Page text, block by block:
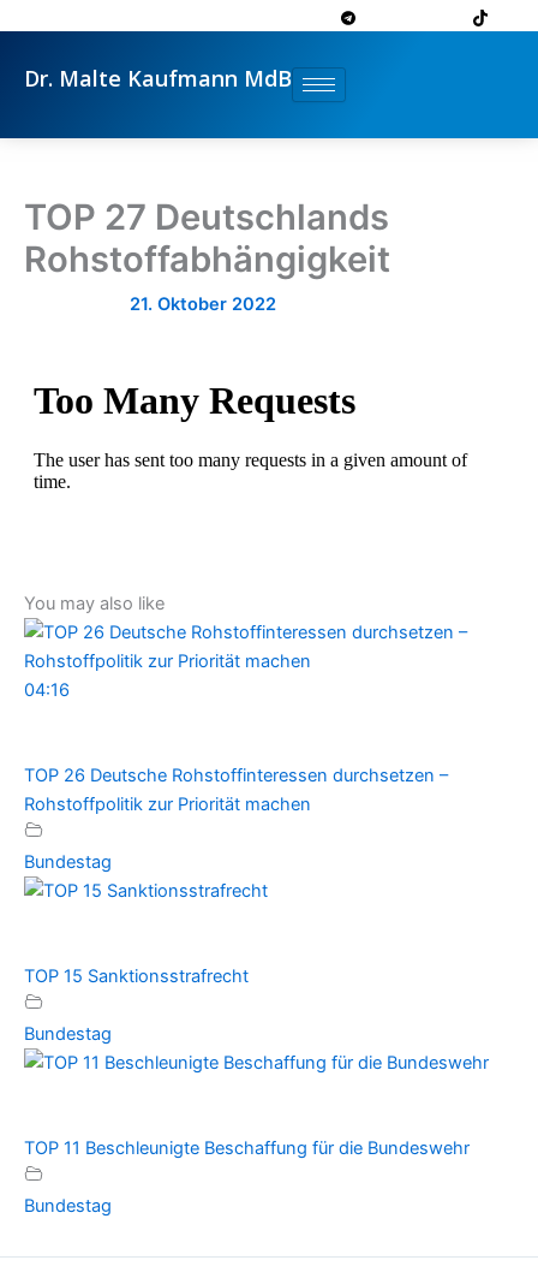
springen
Dr. Malte Kaufmann MdB
TOP 27 Deutschlands
Rohstoffabhängigkeit
You may also like
04:16
TOP 26 Deutsche Rohstoffinteressen durchsetzen –
Rohstoffpolitik zur Priorität machen
Bundestag
TOP 15 Sanktionsstrafrecht
Bundestag
TOP 11 Beschleunigte Beschaffung für die Bundeswehr
Bundestag